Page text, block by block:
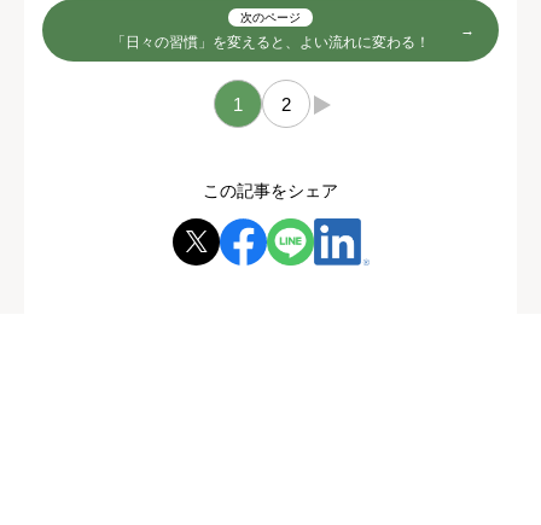
次のページ
「日々の習慣」を変えると、よい流れに変わる！
1 2 →
この記事をシェア